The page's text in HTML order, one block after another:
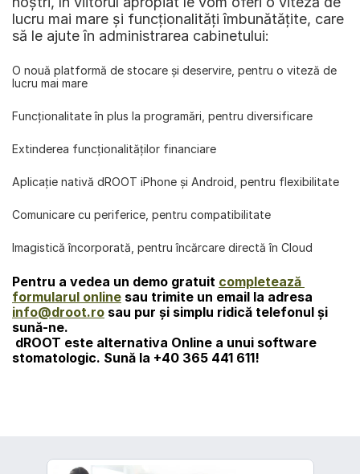
lucru mai mare şi funcţionalităţi îmbunătăţite, care
să le ajute în administrarea cabinetului:
O nouă platformă de stocare şi deservire, pentru o viteză de
lucru mai mare
Funcţionalitate în plus la programări, pentru diversificare
Extinderea funcționalităților financiare
Aplicaţie nativă dROOT iPhone şi Android, pentru flexibilitate
Comunicare cu periferice, pentru compatibilitate
Imagistică încorporată, pentru încărcare directă în Cloud
Pentru a vedea un demo gratuit completează
formularul online
info@droot.ro sau pur şi simplu ridică telefonul şi
sună-ne.
dROOT este alternativa Online a unui software
stomatologic. Sună la +40 365 441 611!